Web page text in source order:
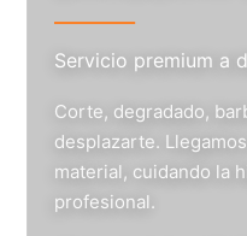
Servicio premium a
Corte, degradado,
desplazarte.
material, cuidando la
profesional.